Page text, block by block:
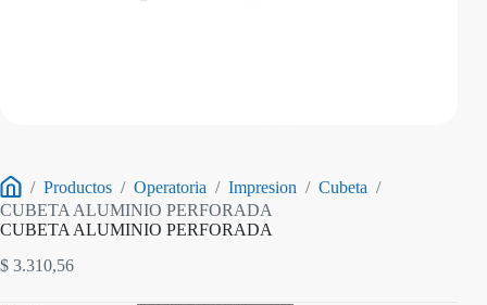
Inicio
/ Productos / Operatoria / Impresion / Cubeta /
CUBETA ALUMINIO PERFORADA
CUBETA ALUMINIO PERFORADA
$ 3.310,56